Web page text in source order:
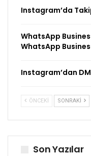
Instagram’da
WhatsApp
WhatsApp
Instagram’dan DM
ÖNCEKI SONRAKI
Son Yazılar